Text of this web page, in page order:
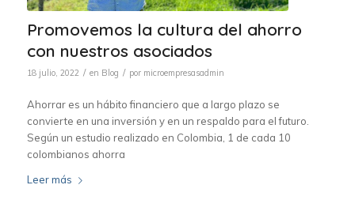
Promovemos la cultura del ahorro
con nuestros asociados
18 julio, 2022 / en Blog / por microempresasadmin
Ahorrar es un hábito financiero que a largo plazo se
convierte en una inversión y en un respaldo para el futuro.
Según un estudio realizado en Colombia, 1 de cada 10
colombianos ahorra
Leer más